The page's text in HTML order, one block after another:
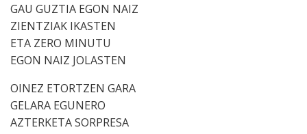
GAU GUZTIA EGON NAIZ
ZIENTZIAK IKASTEN
ETA ZERO MINUTU
EGON NAIZ JOLASTEN
OINEZ ETORTZEN GARA
GELARA EGUNERO
AZTERKETA SORPRESA